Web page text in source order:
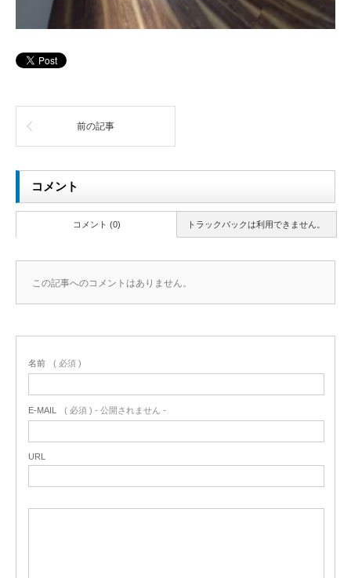
前の記事
コメント
トラックバックは利用できません。
コメント (0)
この記事へのコメントはありません。
名前 ( 必須 )
E-MAIL ( 必須 ) - 公開されません -
URL